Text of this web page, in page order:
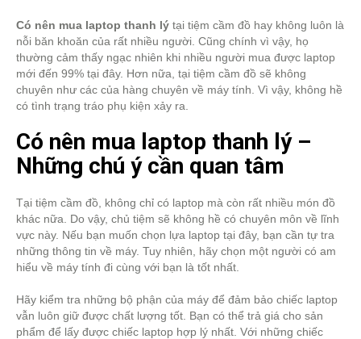
Có nên mua laptop thanh lý tại tiệm cầm đồ hay không luôn là
nỗi băn khoăn của rất nhiều người. Cũng chính vì vậy, họ
thường cảm thấy ngạc nhiên khi nhiều người mua được laptop
mới đến 99% tại đây. Hơn nữa, tại tiệm cầm đồ sẽ không
chuyên như các của hàng chuyên về máy tính. Vì vậy, không hề
có tình trạng tráo phụ kiện xảy ra.
Có nên mua laptop thanh lý –
Những chú ý cần quan tâm
Tại tiệm cầm đồ, không chỉ có laptop mà còn rất nhiều món đồ
khác nữa. Do vậy, chủ tiệm sẽ không hề có chuyên môn về lĩnh
vực này. Nếu bạn muốn chọn lựa laptop tại đây, bạn cần tự tra
những thông tin về máy. Tuy nhiên, hãy chọn một người có am
hiểu về máy tính đi cùng với bạn là tốt nhất.
Hãy kiểm tra những bộ phận của máy để đảm bảo chiếc laptop
vẫn luôn giữ được chất lượng tốt. Bạn có thể trả giá cho sản
phẩm để lấy được chiếc laptop hợp lý nhất. Với những chiếc